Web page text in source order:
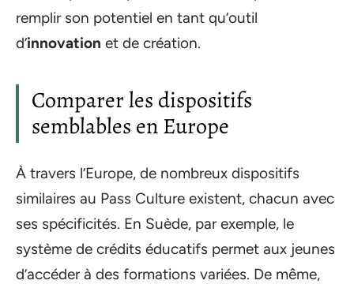
remplir son potentiel en tant qu’outil
d’innovation et de création.
Comparer les dispositifs
semblables en Europe
À travers l’Europe, de nombreux dispositifs
similaires au Pass Culture existent, chacun avec
ses spécificités. En Suède, par exemple, le
système de crédits éducatifs permet aux jeunes
d’accéder à des formations variées. De même,